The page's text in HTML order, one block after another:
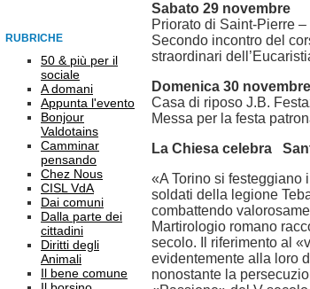
RUBRICHE
50 & più per il
sociale
A domani
Appunta l'evento
Bonjour
Valdotains
Camminar
pensando
Chez Nous
CISL VdA
Dai comuni
Dalla parte dei
cittadini
Diritti degli
Animali
Il bene comune
Sabato 29 novembre
Priorato di Saint-Pierre
Secondo incontro del
straordinari
Domenica 30 novembre
Casa di riposo J.B.
Messa per la festa
La Chiesa celebra
«A Torino si festeggiano
soldati della legione
combattendo
Martirologio romano
secolo. Il riferimento al
evidentemente alla loro
nonostante la